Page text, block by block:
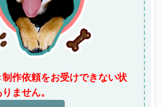
作依頼をお受けできない状
ません。